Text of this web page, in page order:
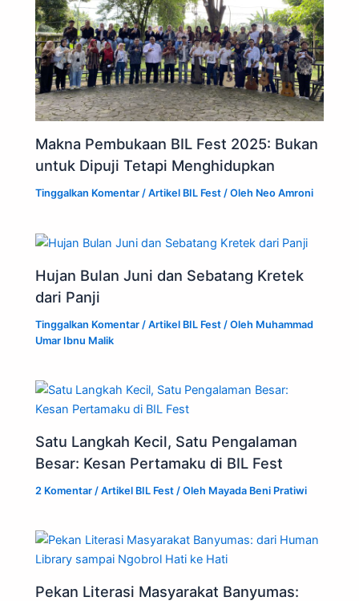
Makna Pembukaan BIL Fest 2025: Bukan
untuk Dipuji Tetapi Menghidupkan
Tinggalkan Komentar /Artikel BIL Fest / Oleh Neo Amroni
Hujan Bulan Juni dan Sebatang Kretek
dari Panji
Tinggalkan Komentar /Artikel BIL Fest / Oleh Muhammad
Umar Ibnu Malik
Satu Langkah Kecil, Satu Pengalaman
Besar: Kesan Pertamaku di BIL Fest
2 Komentar /Artikel BIL Fest / Oleh Mayada Beni Pratiwi
Pekan Literasi Masyarakat Banyumas: